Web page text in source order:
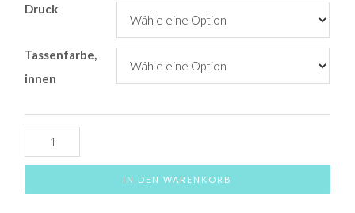
Druck
Tassenfarbe,
innen
lebe
IN DEN WARENKORB